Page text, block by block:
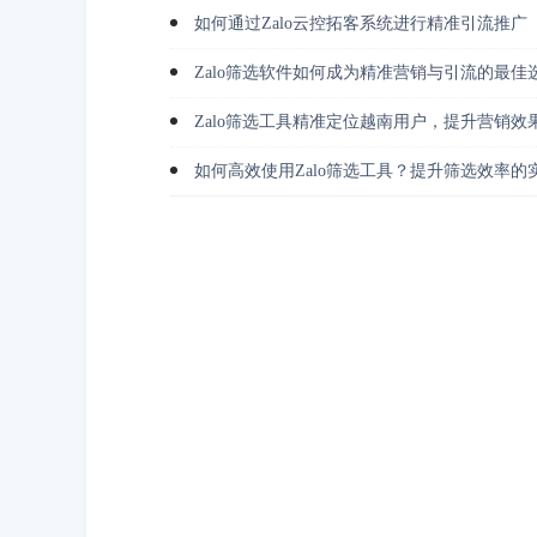
如何通过Zalo云控拓客系统进行精准引流推广
Zalo筛选软件如何成为精准营销与引流的最佳
Zalo筛选工具精准定位越南用户，提升营销效
如何高效使用Zalo筛选工具？提升筛选效率的